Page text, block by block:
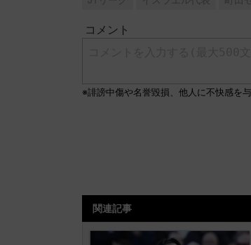
関連記事